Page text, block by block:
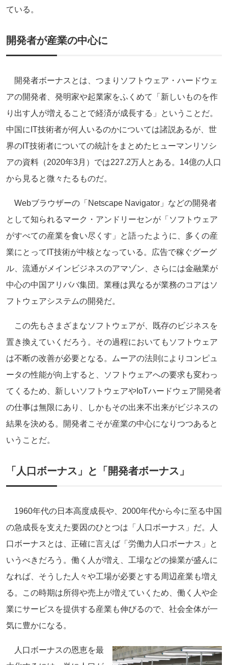
ている。
開発者が産業の中心に
開発者ボーナスとは、つまりソフトウェア・ハードウェ
アの開発者、発明家や起業家をふくめて「新しいものを作
り出す人が増えることで経済が成長する」ということだ。
中国にIT技術者が何人いるのかについては諸説あるが、世
界のIT技術者についての統計をまとめたヒューマンリソシ
アの資料（2020年3月）では227.2万人とある。14億の人口
から見ると微々たるものだ。
Webブラウザーの「Netscape Navigator」などの開発者
として知られるマーク・アンドリーセンが「ソフトウェア
がすべての産業を食い尽くす」と語ったように、多くの産
業にとってIT技術が中核となっている。広告で稼ぐグーグ
ル、流通がメインビジネスのアマゾン、さらには金融業が
中心の中国アリババ集団。業種は異なるが業務のコアはソ
フトウェアシステムの開発だ。
この先もさまざまなソフトウェアが、既存のビジネスを
置き換えていくだろう。その過程においてもソフトウェア
は不断の改善が必要となる。ムーアの法則によりコンピュ
ータの性能が向上すると、ソフトウェアへの要求も変わっ
てくるため、新しいソフトウェアやIoTハードウェア開発者
の仕事は無限にあり、しかもその出来不出来がビジネスの
結果を決める。開発者こそが産業の中心になりつつあると
いうことだ。
「人口ボーナス」と「開発者ボーナス」
1960年代の日本高度成長や、2000年代から今に至る中国
の急成長を支えた要因のひとつは「人口ボーナス」だ。人
口ボーナスとは、正確に言えば「労働力人口ボーナス」と
いうべきだろう。働く人が増え、工場などの操業が盛んに
なれば、そうした人々や工場が必要とする周辺産業も増え
る。この時期は所得や売上が増えていくため、働く人や企
業にサービスを提供する産業も伸びるので、社会全体が一
気に豊かになる。
人口ボーナスの恩恵を最